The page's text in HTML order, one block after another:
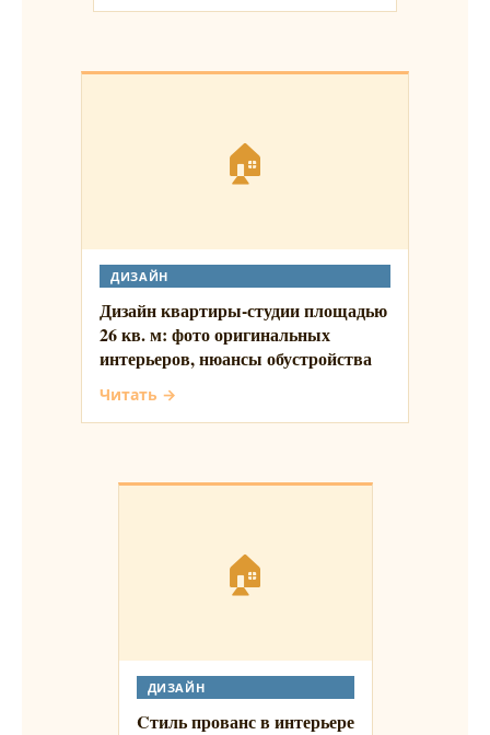
🏠
ДИЗАЙН
Дизайн квартиры-студии площадью
26 кв. м: фото оригинальных
интерьеров, нюансы обустройства
Читать →
🏠
ДИЗАЙН
Cтиль прованс в интерьере